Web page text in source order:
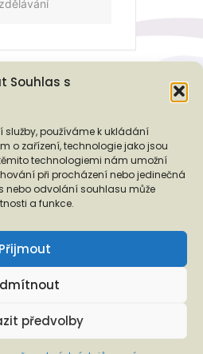
Souhlas s
služby, používáme k ukládání
o zařízení, technologie jako jsou
technologiemi nám umožní
při procházení nebo jedinečná
nebo odvolání souhlasu může
a funkce.
Přijmout
předvolby
❭
údajů a s ní spojených